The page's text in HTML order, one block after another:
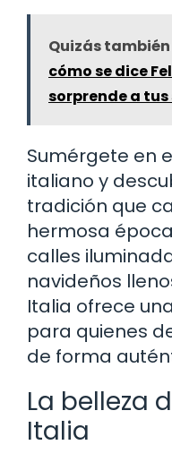
Quizás
cómo se dice
sorprende a
Sumérgete en
italiano y
tradición que
hermosa
calles
navideños
Italia ofrece
para quienes
de forma
La belleza
Italia